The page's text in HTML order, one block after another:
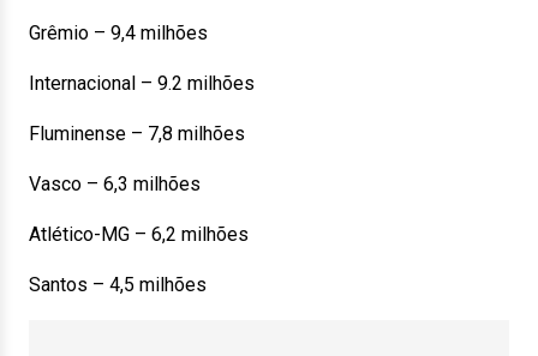
Grêmio – 9,4 milhões
Internacional – 9.2 milhões
Fluminense – 7,8 milhões
Vasco – 6,3 milhões
Atlético-MG – 6,2 milhões
Santos – 4,5 milhões